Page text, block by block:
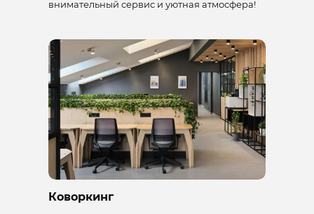
внимательный сервис и уютная атмосфера!
Коворкинг